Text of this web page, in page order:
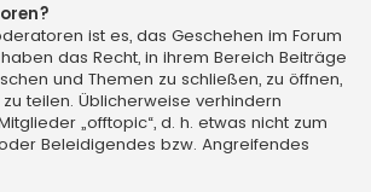
ist es, das Geschehen im Forum
das Recht, in ihrem Bereich Beiträge
und Themen zu schließen, zu öffnen,
teilen. Üblicherweise verhindern
„offtopic“, d. h. etwas nicht zum
Beleidigendes bzw. Angreifendes